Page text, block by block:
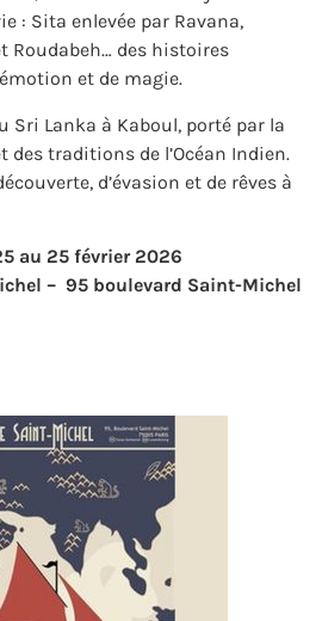
: Sita enlevée par Ravana,
Roudabeh… des histoires
et de magie.
Sri Lanka à Kaboul, porté par la
des traditions de l’Océan Indien.
d’évasion et de rêves à
au 25 février 2026
– 95 boulevard Saint-Michel